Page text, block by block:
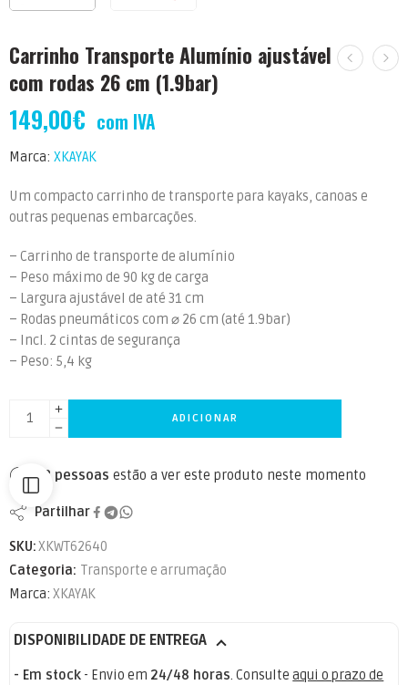
Carrinho Transporte Alumínio ajustável
com rodas 26 cm (1.9bar)
149,00€ com IVA
Marca: XKAYAK
Um compacto carrinho de transporte para kayaks, canoas e
outras pequenas embarcações.
– Carrinho de transporte de alumínio
– Peso máximo de 90 kg de carga
– Largura ajustável de até 31 cm
– Rodas pneumáticos com ⌀ 26 cm (até 1.9bar)
– Incl. 2 cintas de segurança
– Peso: 5,4 kg
ADICIONAR
48 pessoas estão a ver este produto neste momento
Partilhar
SKU:XKWT62640
Categoria: Transporte e arrumação
Marca: XKAYAK
DISPONIBILIDADE DE ENTREGA
- Em stock - Envio em 24/48 horas. Consulteaqui o prazo de